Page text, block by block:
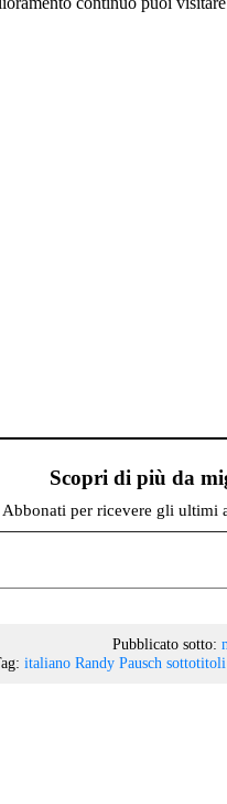
Scopri di più da
Abbonati per ricevere gli ultimi
Pubblicato sotto:
italiano Randy Pausch sottotitoli